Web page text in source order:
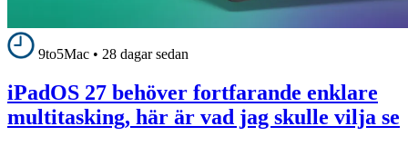
9to5Mac • 28 dagar sedan
iPadOS 27 behöver fortfarande enklare
multitasking, här är vad jag skulle vilja se